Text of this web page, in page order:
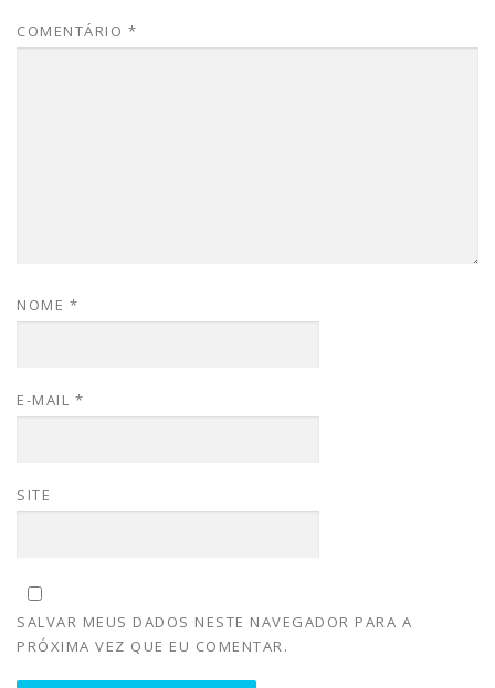
COMENTÁRIO *
NOME *
E-MAIL *
SITE
SALVAR MEUS DADOS NESTE NAVEGADOR PARA A
PRÓXIMA VEZ QUE EU COMENTAR.